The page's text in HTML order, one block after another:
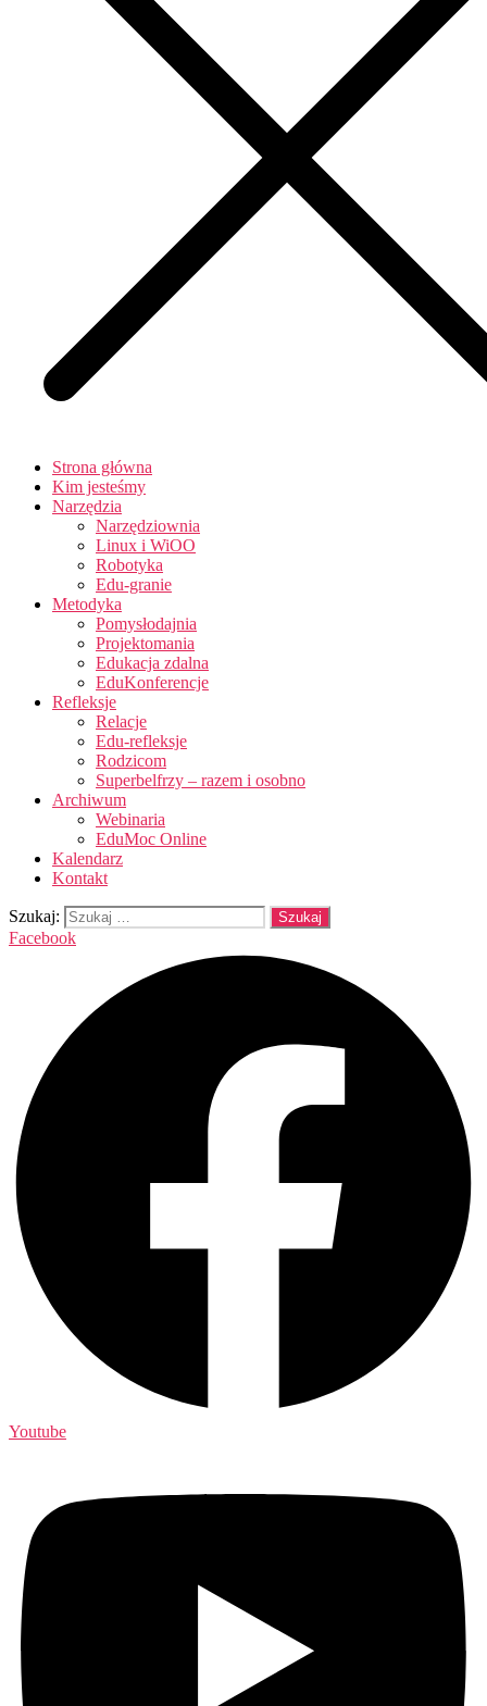
Strona główna
Kim jesteśmy
Narzędzia
Narzędziownia
Linux i WiOO
Robotyka
Edu-granie
Metodyka
Pomysłodajnia
Projektomania
Edukacja zdalna
EduKonferencje
Refleksje
Relacje
Edu-refleksje
Rodzicom
Superbelfrzy – razem i osobno
Archiwum
Webinaria
EduMoc Online
Kalendarz
Kontakt
Szukaj:
Facebook
Youtube